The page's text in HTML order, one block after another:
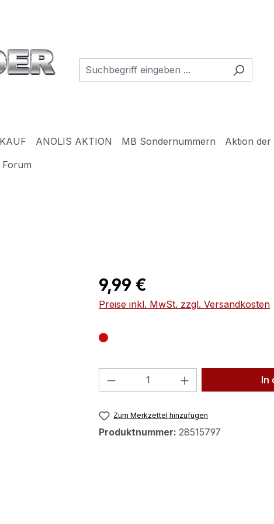
ANOLIS AKTION MB Sondernummern Aktion der
Forum
Regulärer Preis:
9,99 €
Preise inkl. MwSt. zzgl. Versandkosten
Produkt Anzahl: Gib In
Zum Merkzettel hinzufügen
Produktnummer: 28515797